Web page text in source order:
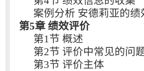
案例分析 安德莉亚的绩
第5章 绩效评价
第1节 概述
第2节 评价中常见的问
第3节 评价主体